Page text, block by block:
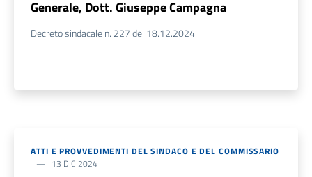
Generale, Dott. Giuseppe Campagna
Decreto sindacale n. 227 del 18.12.2024
ATTI E PROVVEDIMENTI DEL SINDACO E DEL COMMISSARIO
13 DIC 2024